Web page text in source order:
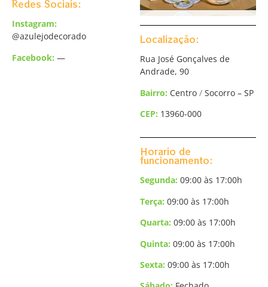
Redes Sociais:
Instagram:
@azulejodecorado
Facebook: —
Localização:
Rua José Gonçalves de
Andrade, 90
Bairro: Centro / Socorro – SP
CEP: 13960-000
Horario de
funcionamento:
Segunda: 09:00 às 17:00h
Terça: 09:00 às 17:00h
Quarta: 09:00 às 17:00h
Quinta: 09:00 às 17:00h
Sexta: 09:00 às 17:00h